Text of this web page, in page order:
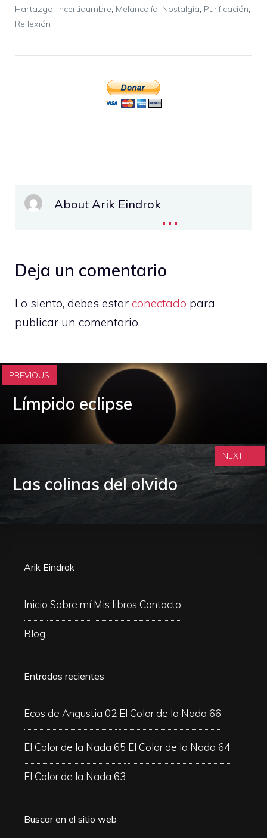
Hartazgo, Incertidumbre, Melancolía, Nostalgia, Purificación,
Reflexión
About Arik Eindrok...
Deja un comentario
Lo siento, debes estar conectado para
publicar un comentario.
PREVIOUS
Límpido eclipse
Las colinas del olvido
NEXT
Arik Eindrok
Inicio Sobre mí Mis libros Contacto
Blog
Entradas recientes
Ecos de Angustia 02 El Color de la Nada 66
El Color de la Nada 65 El Color de la Nada 64
El Color de la Nada 63
Buscar en el sitio web